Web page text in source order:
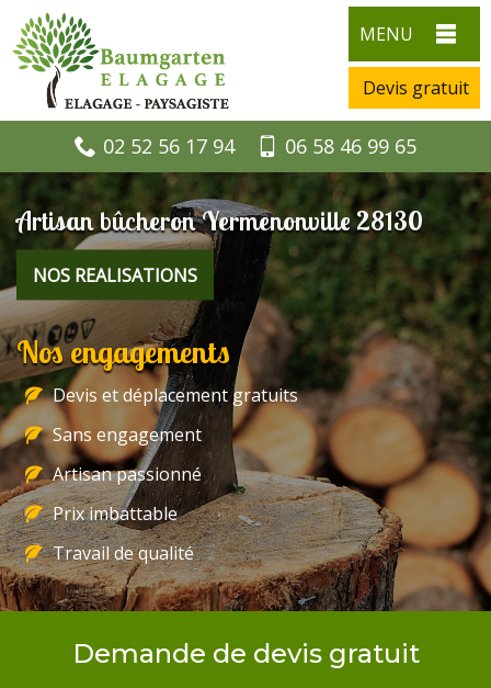
MENU
Devis gratuit
02 52 56 17 94 06 58 46 99 65
Artisan bûcheron Yermenonville 28130
NOS REALISATIONS
Nos engagements
Devis et déplacement gratuits
Sans engagement
Artisan passionné
Prix imbattable
Travail de qualité
Demande de devis gratuit